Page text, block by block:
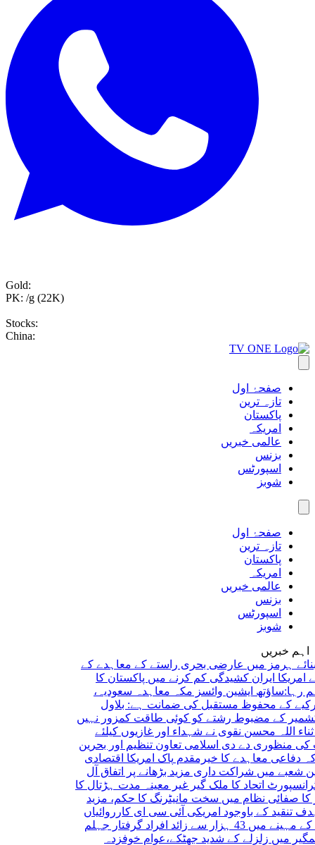
Gold:
PK: /g (22K)
Stocks:
China:
صفحۂ اول
تازہ ترین
پاکستان
امریکہ
عالمی خبریں
بزنس
اسپورٹس
شوبز
صفحۂ اول
تازہ ترین
پاکستان
امریکہ
عالمی خبریں
بزنس
اسپورٹس
شوبز
اہم خبریں
ہرمز میں عارضی بحری راستے کے معاہدے کے
ایران کشیدگی کم کرنے میں پاکستان کا
ایشین وائسز مکہ معاہدہ سعودیہ،
کے محفوظ مستقبل کی ضمانت ہے: بلاول
کے مضبوط رشتے کو کوئی طاقت کمزور نہیں
محسن نقوی نے شہداء اور غازیوں کیلئے
دے دیاسلامی تعاون تنظیم اور بحرین
معاہدے کا خیرمقدم پاک امریکا اقتصادی
میں شراکت داری مزید بڑھانے پر اتفاق
آل
اتحاد کا ملک گیر غیر معینہ مدت ہڑتال کا
نظام میں سخت مانیٹرنگ کا حکم، مزید
کے باوجود امریکی آئی سی ای کارروائیاں
افراد گرفتار
جہلم
زلزلے کے شدید جھٹکے،عوام خوفزدہ